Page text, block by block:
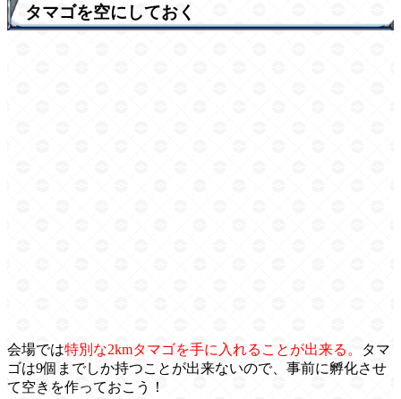
タマゴを空にしておく
会場では特別な2kmタマゴを手に入れることが出来る。
タマ
ゴは9個までしか持つことが出来ないので、事前に孵化させ
て空きを作っておこう！